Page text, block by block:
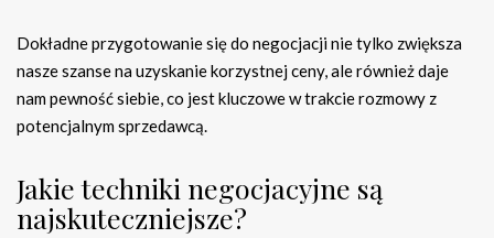
Dokładne przygotowanie się do negocjacji nie tylko zwiększa
nasze szanse na uzyskanie korzystnej ceny, ale również daje
nam pewność siebie, co jest kluczowe w trakcie rozmowy z
potencjalnym sprzedawcą.
Jakie techniki negocjacyjne są
najskuteczniejsze?